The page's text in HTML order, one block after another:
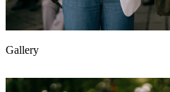
Gallery